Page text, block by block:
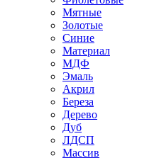
Мятные
Золотые
Синие
Материал
МДФ
Эмаль
Акрил
Береза
Дерево
Дуб
ЛДСП
Массив